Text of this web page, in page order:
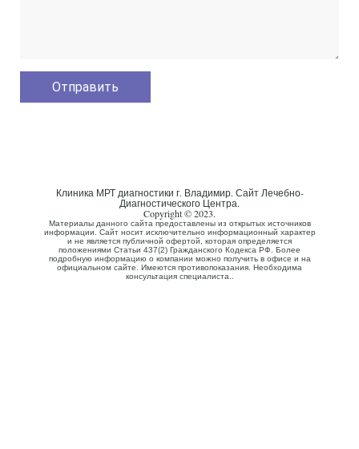
Клиника МРТ диагностики г. Владимир. Сайт Лечебно-
Диагностического Центра.
Copyright © 2023.
Материалы данного сайта предоставлены из открытых источников
информации. Сайт носит исключительно информационный характер
и не является публичной офертой, которая определяется
положениями Статьи 437(2) Гражданского Кодекса РФ. Более
подробную информацию о компании можно получить в офисе и на
официальном сайте. Имеются противопоказания. Необходима
консультация специалиста..